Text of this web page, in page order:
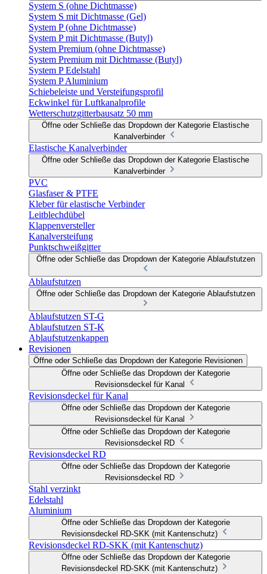
System S (ohne Dichtmasse)
System S mit Dichtmasse (Gel)
System P (ohne Dichtmasse)
System P mit Dichtmasse (Butyl)
System Premium (ohne Dichtmasse)
System Premium mit Dichtmasse (Butyl)
System P Edelstahl
System P Aluminium
Schiebeleiste und Versteifungsprofil
Eckwinkel für Luftkanalprofile
Wetterschutzgitterbausatz 50 mm
Öffne oder Schließe das Dropdown der Kategorie Elastische
Kanalverbinder
Elastische Kanalverbinder
Öffne oder Schließe das Dropdown der Kategorie Elastische
Kanalverbinder
PVC
Glasfaser & PTFE
Kleber für elastische Verbinder
Leitblechdübel
Klappenversteller
Kanalversteifung
Punktschweißgitter
Öffne oder Schließe das Dropdown der Kategorie Ablaufstutzen
Ablaufstutzen
Öffne oder Schließe das Dropdown der Kategorie Ablaufstutzen
Ablaufstutzen ST-G
Ablaufstutzen ST-K
Ablaufstutzenkappen
Revisionen
Öffne oder Schließe das Dropdown der Kategorie Revisionen
Öffne oder Schließe das Dropdown der Kategorie
Revisionsdeckel für Kanal
Revisionsdeckel für Kanal
Öffne oder Schließe das Dropdown der Kategorie
Revisionsdeckel für Kanal
Öffne oder Schließe das Dropdown der Kategorie
Revisionsdeckel RD
Revisionsdeckel RD
Öffne oder Schließe das Dropdown der Kategorie
Revisionsdeckel RD
Stahl verzinkt
Edelstahl
Aluminium
Öffne oder Schließe das Dropdown der Kategorie
Revisionsdeckel RD-SKK (mit Kantenschutz)
Revisionsdeckel RD-SKK (mit Kantenschutz)
Öffne oder Schließe das Dropdown der Kategorie
Revisionsdeckel RD-SKK (mit Kantenschutz)